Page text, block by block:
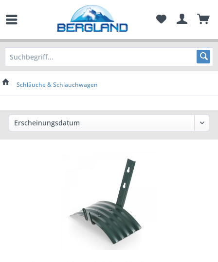
Schläuche & Schlauchwagen
Preis